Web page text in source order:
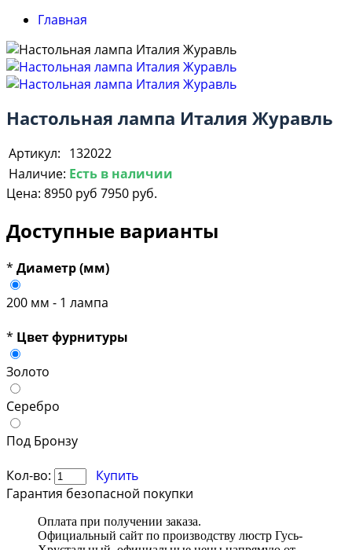
Главная
Настольная лампа Италия Журавль
Артикул: 132022
Наличие: Есть в наличии
Цена: 8950 руб 7950 руб.
Доступные варианты
* Диаметр (мм)
200 мм - 1 лампа
* Цвет фурнитуры
Золото
Серебро
Под Бронзу
Кол-во:
Купить
Гарантия безопасной покупки
Оплата при получении заказа.
Официальный сайт по производству люстр Гусь-